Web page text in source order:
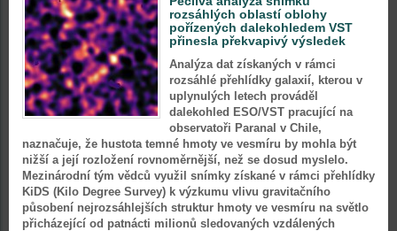
rozsáhlých oblastí oblohy
pořízených dalekohledem VST
přinesla překvapivý výsledek
Analýza dat získaných v rámci
rozsáhlé přehlídky galaxií, kterou v
uplynulých letech prováděl
dalekohled ESO/VST pracující na
observatoři Paranal v Chile,
naznačuje, že hustota temné hmoty ve vesmíru by mohla být
nižší a její rozložení rovnoměrnější, než se dosud myslelo.
Mezinárodní tým vědců využil snímky získané v rámci přehlídky
KiDS (Kilo Degree Survey) k výzkumu vlivu gravitačního
působení nejrozsáhlejších struktur hmoty ve vesmíru na světlo
přicházející od patnácti milionů sledovaných vzdálených